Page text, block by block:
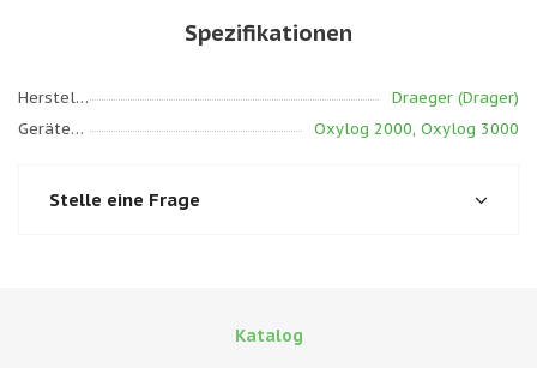
Spezifikationen
Hersteller
Draeger (Drager)
Gerätemodell
Oxylog 2000, Oxylog 3000
Stelle eine Frage
Katalog